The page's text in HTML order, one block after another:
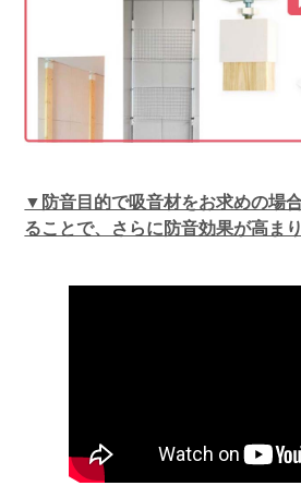
▼防音目的で吸音材をお求めの場
ることで、さらに防音効果が高まり